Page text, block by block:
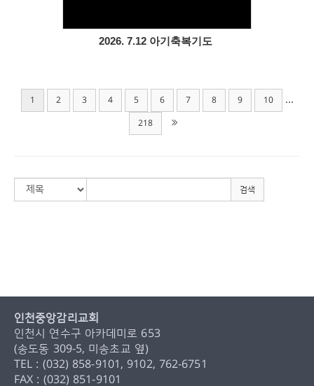
2026. 7.12 아기축복기도
1 2 3 4 5 6 7 8 9 10 ...
218
검색
인천중앙감리교회
인천시 연수구 아카데미로 653
(송도동 309-5, 미송초교 옆)
TEL : (032) 858-9101, 9102, 762-6751
FAX : (032) 851-9101